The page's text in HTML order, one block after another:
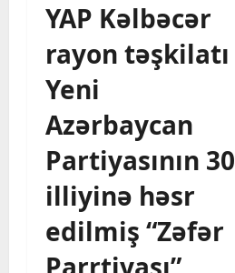
YAP Kəlbəcər
rayon təşkilatı
Yeni
Azərbaycan
Partiyasının 30
illiyinə həsr
edilmiş “Zəfər